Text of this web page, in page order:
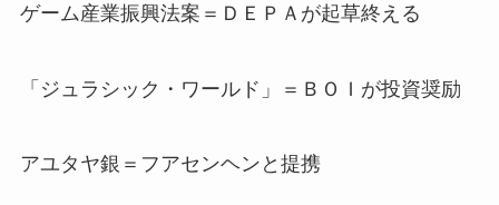
ゲーム産業振興法案＝ＤＥＰＡが起草終える
「ジュラシック・ワールド」＝ＢＯＩが投資奨励
アユタヤ銀＝フアセンヘンと提携